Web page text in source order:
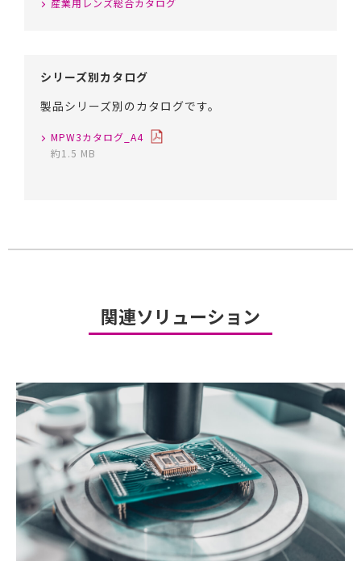
産業用レンズ総合カタログ
シリーズ別カタログ
製品シリーズ別のカタログです。
MPW3カタログ_A4
約1.5 MB
関連ソリューション